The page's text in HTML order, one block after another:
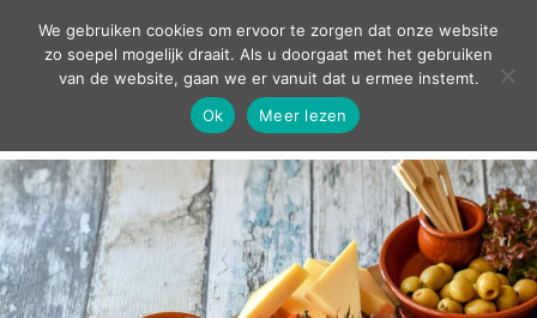
contact
home
agenda
theater
We gebruiken cookies om ervoor te zorgen dat onze website
zo soepel mogelijk draait. Als u doorgaat met het gebruiken
van de website, gaan we er vanuit dat u ermee instemt.
Ok
Meer lezen